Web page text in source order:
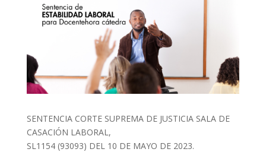
SENTENCIA CORTE SUPREMA DE JUSTICIA SALA DE
CASACIÓN LABORAL,
SL1154 (93093) DEL 10 DE MAYO DE 2023.